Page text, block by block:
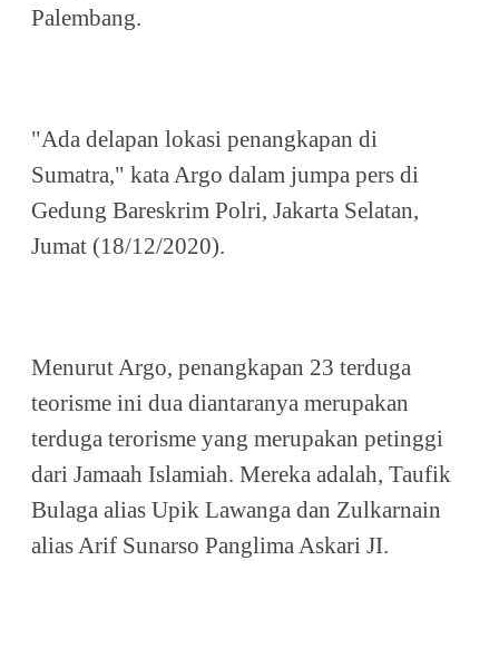
Palembang.
"Ada delapan lokasi penangkapan di
Sumatra," kata Argo dalam jumpa pers di
Gedung Bareskrim Polri, Jakarta Selatan,
Jumat (18/12/2020).
Menurut Argo, penangkapan 23 terduga
teorisme ini dua diantaranya merupakan
terduga terorisme yang merupakan petinggi
dari Jamaah Islamiah. Mereka adalah, Taufik
Bulaga alias Upik Lawanga dan Zulkarnain
alias Arif Sunarso Panglima Askari JI.